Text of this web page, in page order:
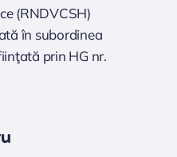
(RNDVCSH)
în subordinea
prin HG nr.